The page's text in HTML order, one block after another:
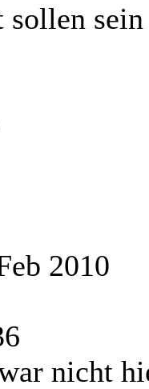
sollen
2010
nicht